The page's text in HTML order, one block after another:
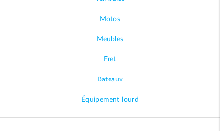
Motos
Meubles
Fret
Bateaux
Équipement lourd